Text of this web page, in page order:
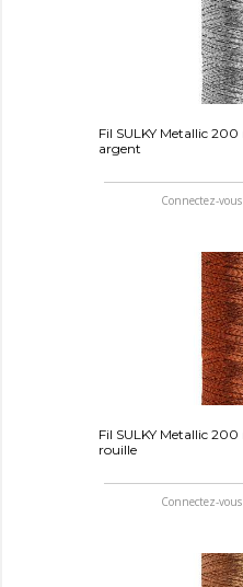
Fil SULKY Metallic
argent
Connectez-
Fil SULKY Metallic
rouille
Connectez-